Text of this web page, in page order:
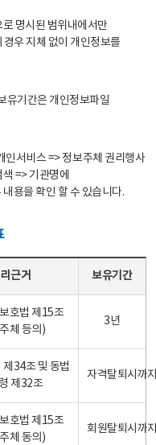
명시된 범위내에서만
우 지체 없이 개인정보를
유기간은 개인정보파일
서비스 => 정보주체 권리행사
=> 기관명에
용을 확인 할 수 있습니다.
근거 보유기간
호법 제15조
체 등의)
3년
34조 및 동법
제32조
자격탈퇴시까
호법 제15조
체 동의)
회원탈퇴시까